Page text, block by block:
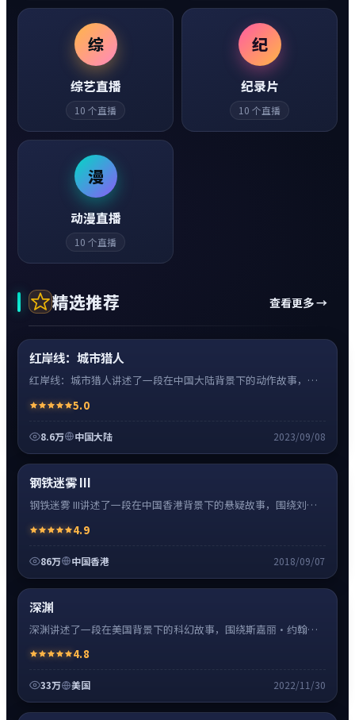
综
综艺直播
10 个直播
纪
纪录片
10 个直播
漫
动漫直播
10 个直播
精选推荐 查看更多 →
超清4K
动作
红岸线：城市猎人
红岸线：城市猎人讲述了一段在中国大陆背景下的动作故事，围
奏紧凑、情绪克制。
5.0
8.6万 中国大陆 2023/09/08
超清4K
钢铁迷雾 III
钢铁迷雾 III讲述了一段在中国香港背景下的悬疑故事，围绕刘德
凑、情绪克制。
4.9
86万 中国香港 2018/09/07
高清
深渊
深渊讲述了一段在美国背景下的科幻故事，围绕斯嘉丽·约翰逊
凑、情绪克制。
4.8
33万 美国 2022/11/30